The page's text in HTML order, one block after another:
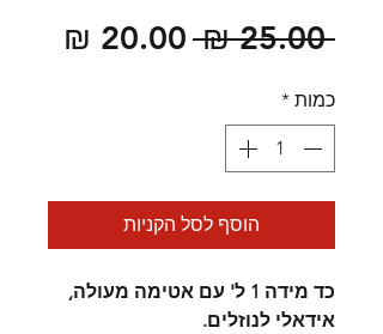
‏25.00 ‏₪
מחיר
כמות *
הוסף לסל הקניות
כד מידה 1 ל' עם אטימה מעולה,
אידאלי לנוזלים.